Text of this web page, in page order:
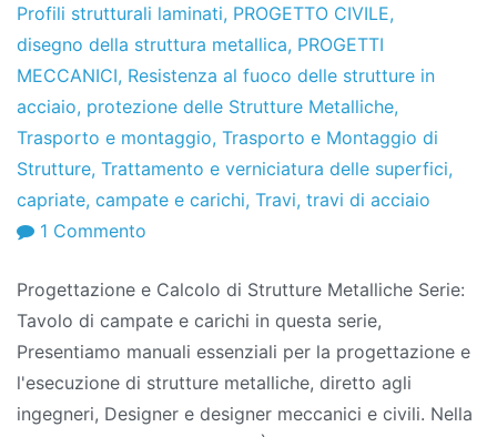
Profili strutturali laminati, PROGETTO CIVILE,
disegno della struttura metallica, PROGETTI
MECCANICI, Resistenza al fuoco delle strutture in
acciaio, protezione delle Strutture Metalliche,
Trasporto e montaggio, Trasporto e Montaggio di
Strutture, Trattamento e verniciatura delle superfici,
capriate, campate e carichi, Travi, travi di acciaio
1 Commento
e
Calcolo
di
Strutture
Metalliche
Progettazione e Calcolo di Strutture Metalliche Serie:
Tavolo di campate e carichi in questa serie,
Presentiamo manuali essenziali per la progettazione e
l'esecuzione di strutture metalliche, diretto agli
ingegneri, Designer e designer meccanici e civili. Nella